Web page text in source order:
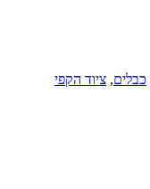
כבלים, ציוד הקפי